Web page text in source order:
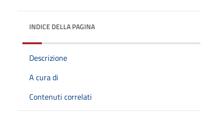
INDICE DELLA PAGINA
Descrizione
A cura di
Contenuti correlati